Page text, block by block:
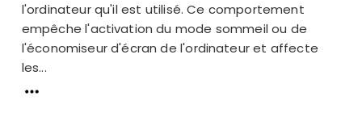
l'ordinateur qu'il est utilisé. Ce comportement
empêche l'activation du mode sommeil ou de
l'économiseur d'écran de l'ordinateur et affecte
les...